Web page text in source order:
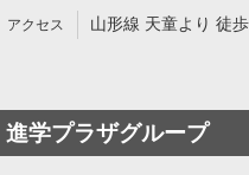
山形線 天童より 徒
進学プラザグループ